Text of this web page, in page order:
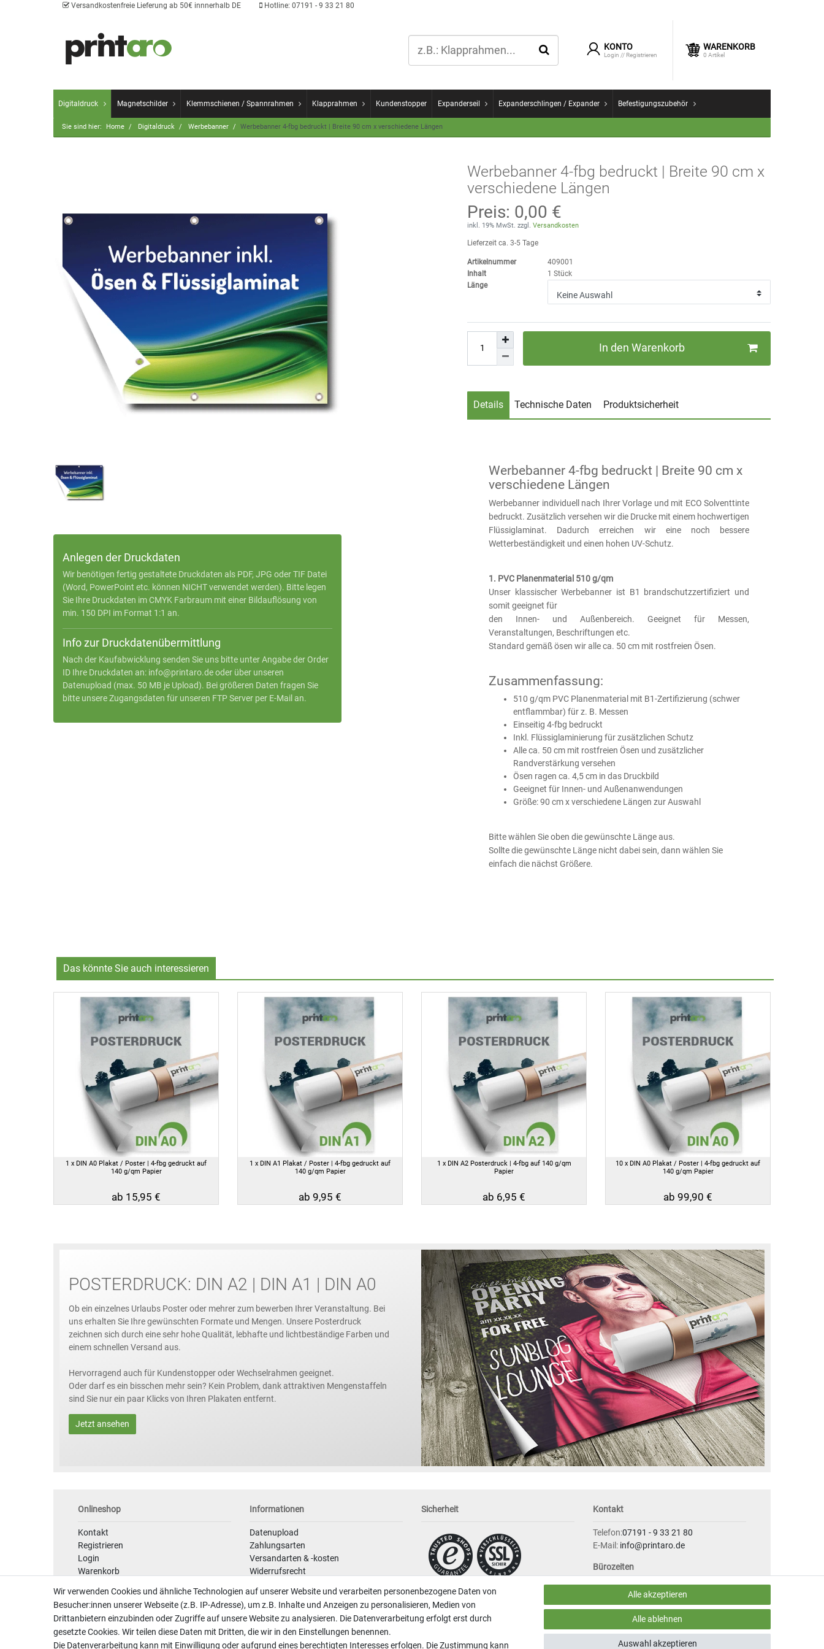
Versandkostenfreie Lieferung ab 50€ innnerhalb DE Hotline: 07191 - 9 33 21 80
KONTO
Login // Registrieren
WARENKORB
0 Artikel
Digitaldruck Magnetschilder Klemmschienen / Spannrahmen Klapprahmen Kundenstopper Expanderseil Expanderschlingen / Expander Befestigungszubehör
Sie sind hier: Home Digitaldruck Werbebanner Werbebanner 4-fbg bedruckt | Breite 90 cm x verschiedene Längen
Anlegen der Druckdaten
Wir benötigen fertig gestaltete Druckdaten als PDF, JPG oder TIF Datei
(Word, PowerPoint etc. können NICHT verwendet werden). Bitte legen
Sie Ihre Druckdaten im CMYK Farbraum mit einer Bildauflösung von
min. 150 DPI im Format 1:1 an.
Info zur Druckdatenübermittlung
Nach der Kaufabwicklung senden Sie uns bitte unter Angabe der Order
ID Ihre Druckdaten an: info@printaro.deoder über unseren
Datenupload (max. 50 MB je Upload). Bei größeren Daten fragen Sie
bitte unsere Zugangsdaten für unseren FTP Server per E-Mail an.
Werbebanner 4-fbg bedruckt | Breite 90 cm x
verschiedene Längen
Preis: 0,00 €
inkl. 19% MwSt. zzgl. Versandkosten
Lieferzeit ca. 3-5 Tage
Artikelnummer
409001
Inhalt
1 Stück
Länge
In den Warenkorb
Details Technische Daten Produktsicherheit
Werbebanner 4-fbg bedruckt | Breite 90 cm x
verschiedene Längen
Werbebanner individuell nach Ihrer Vorlage und mit ECO Solventtinte
bedruckt. Zusätzlich versehen wir die Drucke mit einem hochwertigen
Flüssiglaminat. Dadurch erreichen wir eine noch bessere
Wetterbeständigkeit und einen hohen UV-Schutz.
1. PVC Planenmaterial 510 g/qm
Unser klassischer Werbebanner ist B1 brandschutzzertifiziert und
somit geeignet für
den Innen- und Außenbereich. Geeignet für Messen,
Veranstaltungen, Beschriftungen etc.
Standard gemäß ösen wir alle ca. 50 cm mit rostfreien Ösen.
Zusammenfassung:
510 g/qm PVC Planenmaterial mit B1-Zertifizierung (schwer
entflammbar) für z. B. Messen
Einseitig 4-fbg bedruckt
Inkl. Flüssiglaminierung für zusätzlichen Schutz
Alle ca. 50 cm mit rostfreien Ösen und zusätzlicher
Randverstärkung versehen
Ösen ragen ca. 4,5 cm in das Druckbild
Geeignet für Innen- und Außenanwendungen
Größe: 90 cm x verschiedene Längen zur Auswahl
Bitte wählen Sie oben die gewünschte Länge aus.
Sollte die gewünschte Länge nicht dabei sein, dann wählen Sie
einfach die nächst Größere.
Das könnte Sie auch interessieren
1 x DIN A0 Plakat / Poster | 4-fbg gedruckt auf
140 g/qm Papier
ab 15,95 €
1 x DIN A1 Plakat / Poster | 4-fbg gedruckt auf
140 g/qm Papier
ab 9,95 €
1 x DIN A2 Posterdruck | 4-fbg auf 140 g/qm
Papier
ab 6,95 €
10 x DIN A0 Plakat / Poster | 4-fbg gedruckt auf
140 g/qm Papier
ab 99,90 €
POSTERDRUCK: DIN A2 | DIN A1 | DIN A0
Ob ein einzelnes Urlaubs Poster oder mehrer zum bewerben Ihrer Veranstaltung. Bei
uns erhalten Sie Ihre gewünschten Formate und Mengen. Unsere Posterdruck
zeichnen sich durch eine sehr hohe Qualität, lebhafte und lichtbeständige Farben und
einem schnellen Versand aus.
Hervorragend auch für Kundenstopper oder Wechselrahmen geeignet.
Oder darf es ein bisschen mehr sein? Kein Problem, dank attraktiven Mengenstaffeln
sind Sie nur ein paar Klicks von Ihren Plakaten entfernt.
Jetzt ansehen
Onlineshop
Kontakt
Registrieren
Login
Warenkorb
Hilfe
Informationen
Datenupload
Zahlungsarten
Versandarten & -kosten
Widerrufsrecht
AGB
Impressum
Sicherheit Kontakt
Telefon:07191 - 9 33 21 80
E-Mail: info@printaro.de
Bürozeiten
Wir verwenden Cookies und ähnliche Technologien auf unserer Website und verarbeiten personenbezogene Daten von
Besucher:innen unserer Webseite (z.B. IP-Adresse), um z.B. Inhalte und Anzeigen zu personalisieren, Medien von
Drittanbietern einzubinden oder Zugriffe auf unsere Website zu analysieren. Die Datenverarbeitung erfolgt erst durch
gesetzte Cookies. Wir teilen diese Daten mit Dritten, die wir in den Einstellungen benennen.
Die Datenverarbeitung kann mit Einwilligung oder aufgrund eines berechtigten Interesses erfolgen. Die Zustimmung kann
Alle akzeptieren
Alle ablehnen
Auswahl akzeptieren